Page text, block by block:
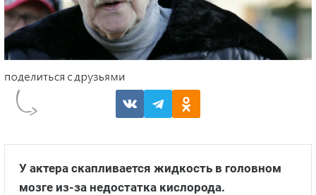
У актера скапливается жидкость в головном
мозге из-за недостатка кислорода.